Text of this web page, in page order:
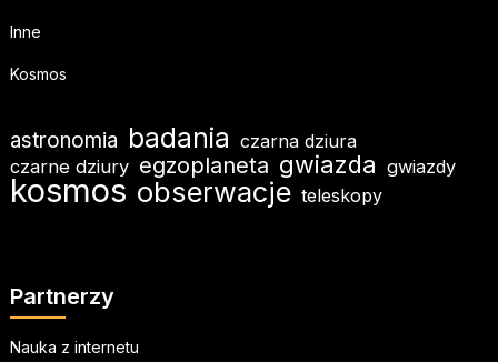
Inne
Kosmos
astronomia badania czarna dziura
czarne dziury egzoplaneta gwiazda gwiazdy
kosmos obserwacje teleskopy
Partnerzy
Nauka z internetu